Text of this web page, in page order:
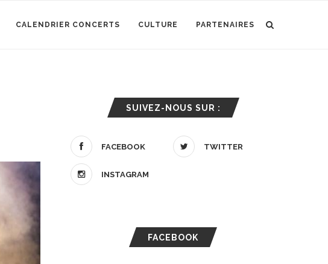
CALENDRIER CONCERTS CULTURE PARTENAIRES
SUIVEZ-NOUS SUR :
FACEBOOK TWITTER
INSTAGRAM
FACEBOOK